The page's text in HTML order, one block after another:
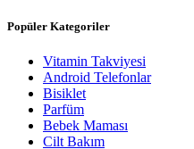
Popüler Kategoriler
Vitamin Takviyesi
Android Telefonlar
Bisiklet
Parfüm
Bebek Maması
Cilt Bakım